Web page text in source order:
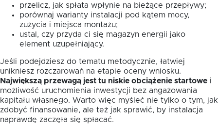
przelicz, jak spłata wpłynie na bieżące przepływy;
porównaj warianty instalacji pod kątem mocy,
zużycia i miejsca montażu;
ustal, czy przyda ci się magazyn energii jako
element uzupełniający.
Jeśli podejdziesz do tematu metodycznie, łatwiej
unikniesz rozczarowań na etapie oceny wniosku.
Największą przewagą jest tu niskie obciążenie startowe i
możliwość uruchomienia inwestycji bez angażowania
kapitału własnego. Warto więc myśleć nie tylko o tym, jak
zdobyć finansowanie, ale też jak sprawić, by instalacja
naprawdę zaczęła się spłacać.